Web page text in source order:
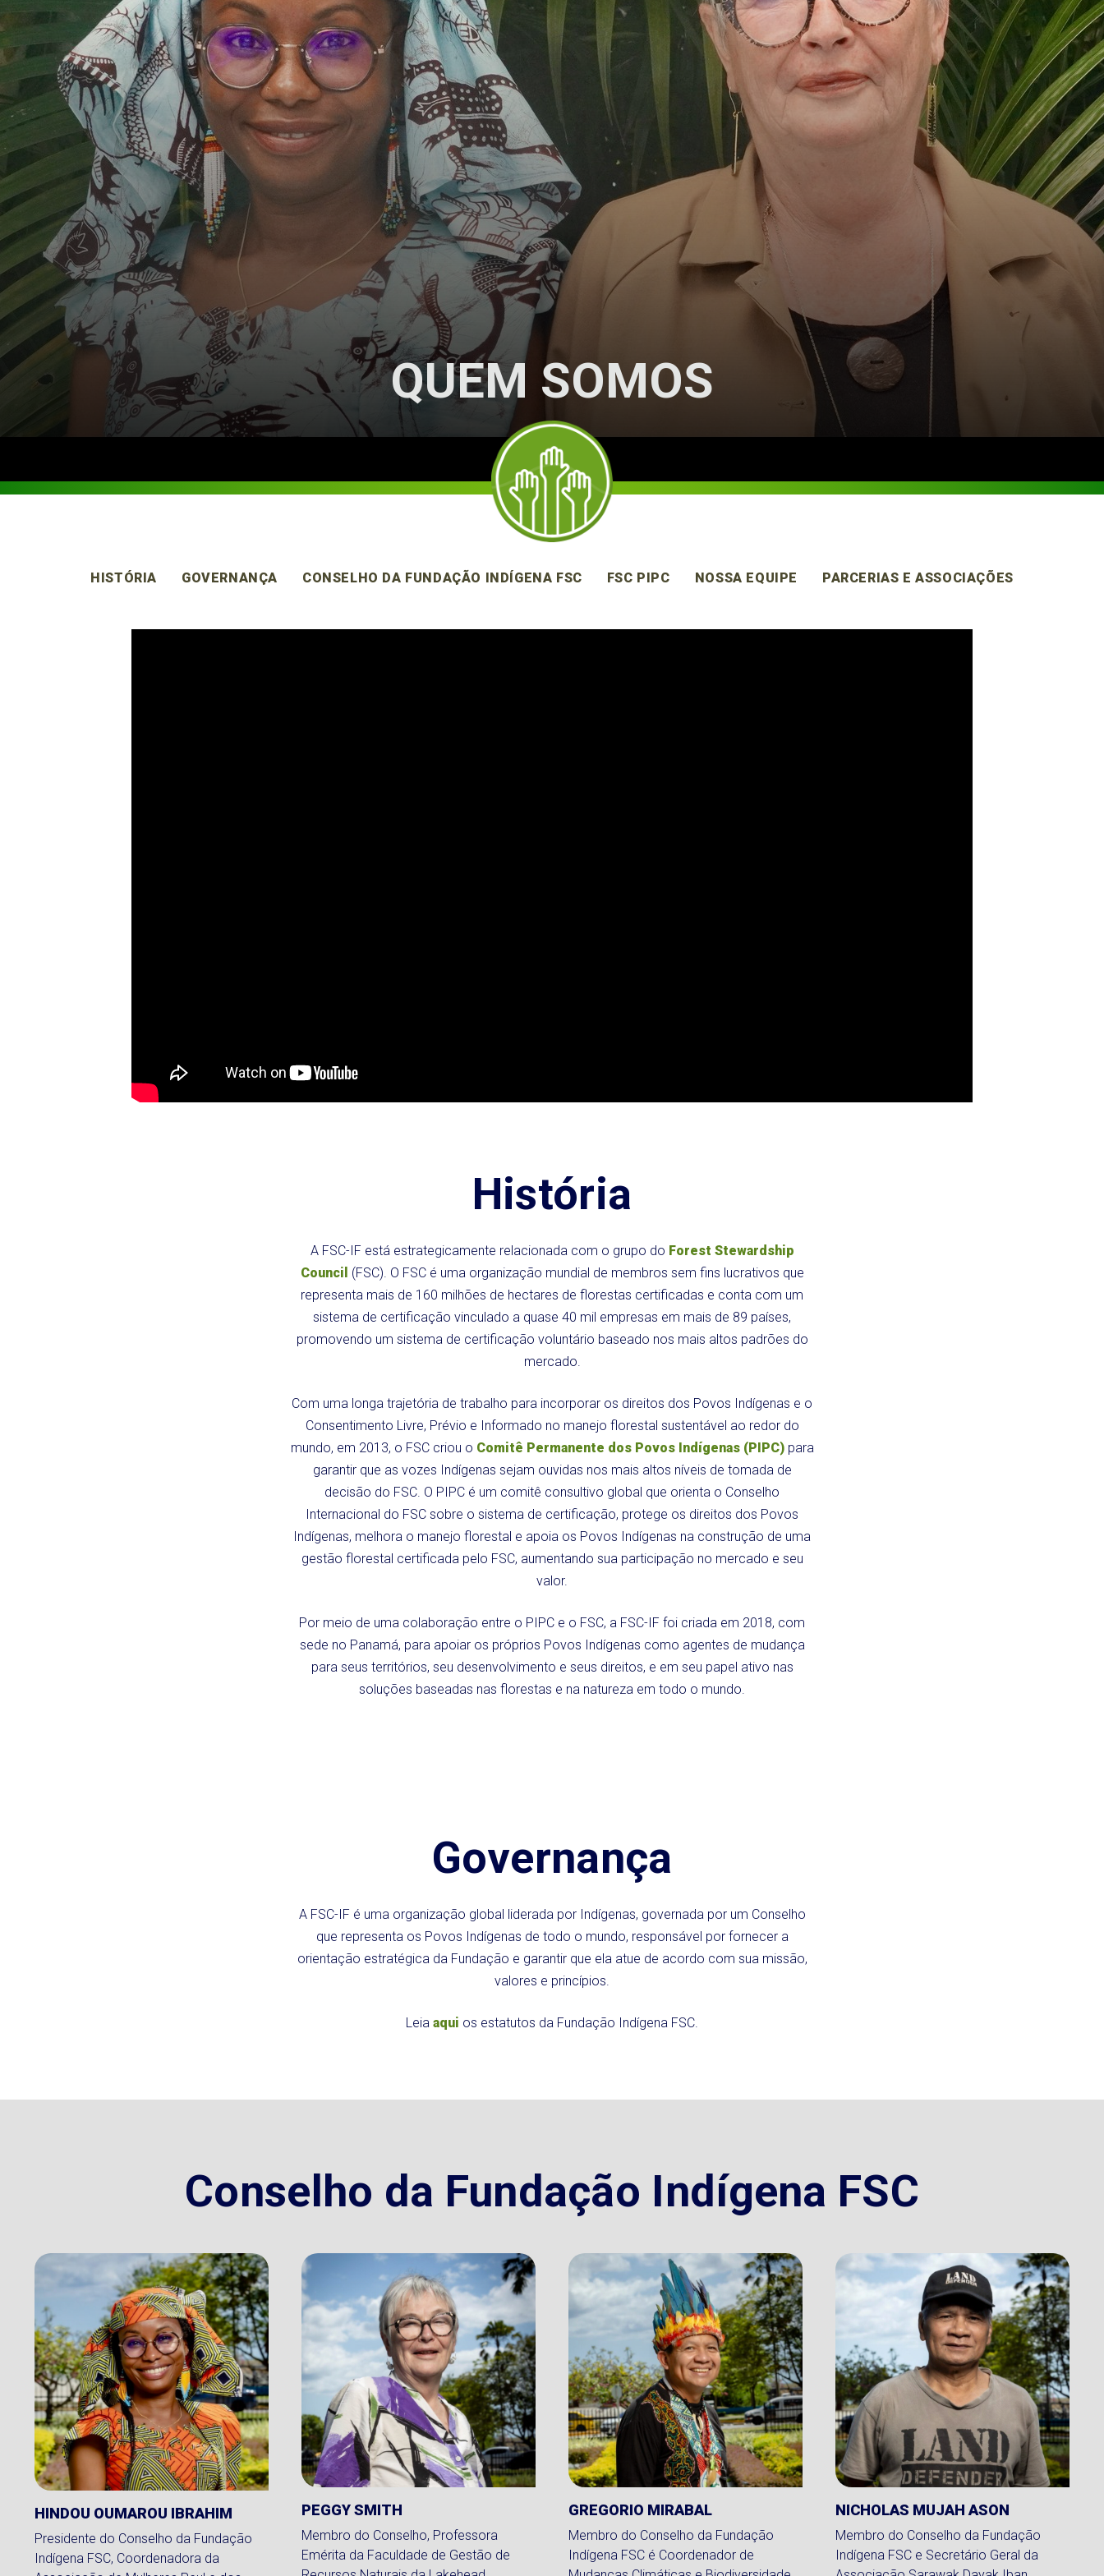
QUEM SOMOS
HISTÓRIA GOVERNANÇA CONSELHO DA FUNDAÇÃO INDÍGENA FSC FSC PIPC NOSSA EQUIPE PARCERIAS E ASSOCIAÇÕES
História
A FSC-IF está estrategicamente relacionada com o grupo do Forest Stewardship
Council (FSC). O FSC é uma organização mundial de membros sem fins lucrativos que
representa mais de 160 milhões de hectares de florestas certificadas e conta com um
sistema de certificação vinculado a quase 40 mil empresas em mais de 89 países,
promovendo um sistema de certificação voluntário baseado nos mais altos padrões do
mercado.
Com uma longa trajetória de trabalho para incorporar os direitos dos Povos Indígenas e o
Consentimento Livre, Prévio e Informado no manejo florestal sustentável ao redor do
mundo, em 2013, o FSC criou o Comitê Permanente dos Povos Indígenas (PIPC)para
garantir que as vozes Indígenas sejam ouvidas nos mais altos níveis de tomada de
decisão do FSC. O PIPC é um comitê consultivo global que orienta o Conselho
Internacional do FSC sobre o sistema de certificação, protege os direitos dos Povos
Indígenas, melhora o manejo florestal e apoia os Povos Indígenas na construção de uma
gestão florestal certificada pelo FSC, aumentando sua participação no mercado e seu
valor.
Por meio de uma colaboração entre o PIPC e o FSC, a FSC-IF foi criada em 2018, com
sede no Panamá, para apoiar os próprios Povos Indígenas como agentes de mudança
para seus territórios, seu desenvolvimento e seus direitos, e em seu papel ativo nas
soluções baseadas nas florestas e na natureza em todo o mundo.
Governança
A FSC-IF é uma organização global liderada por Indígenas, governada por um Conselho
que representa os Povos Indígenas de todo o mundo, responsável por fornecer a
orientação estratégica da Fundação e garantir que ela atue de acordo com sua missão,
valores e princípios.
Leia aqui os estatutos da Fundação Indígena FSC.
Conselho da Fundação Indígena FSC
HINDOU OUMAROU IBRAHIM
Presidente do Conselho da Fundação
Indígena FSC, Coordenadora da
PEGGY SMITH
Membro do Conselho, Professora
Emérita da Faculdade de Gestão de
GREGORIO MIRABAL
Membro do Conselho da Fundação
Indígena FSC é Coordenador de
NICHOLAS MUJAH ASON
Membro do Conselho da Fundação
Indígena FSC e Secretário Geral da